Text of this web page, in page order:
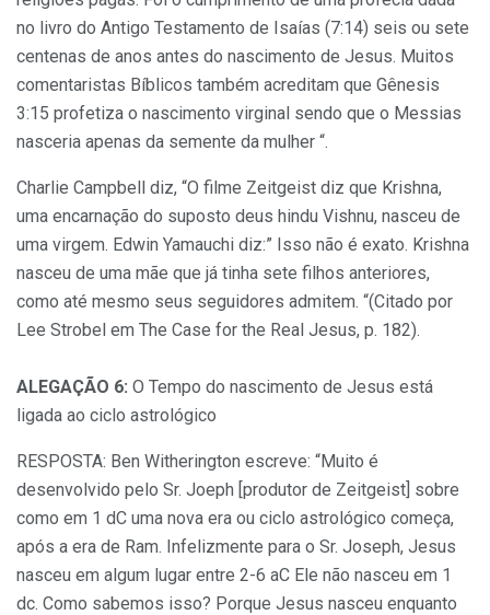
no livro do Antigo Testamento de Isaías (7:14) seis ou sete
centenas de anos antes do nascimento de Jesus. Muitos
comentaristas Bíblicos também acreditam que Gênesis
3:15 profetiza o nascimento virginal sendo que o Messias
nasceria apenas da semente da mulher “.
Charlie Campbell diz, “O filme Zeitgeist diz que Krishna,
uma encarnação do suposto deus hindu Vishnu, nasceu de
uma virgem. Edwin Yamauchi diz:” Isso não é exato. Krishna
nasceu de uma mãe que já tinha sete filhos anteriores,
como até mesmo seus seguidores admitem. “(Citado por
Lee Strobel em The Case for the Real Jesus, p. 182).
ALEGAÇÃO 6: O Tempo do nascimento de Jesus está
ligada ao ciclo astrológico
RESPOSTA: Ben Witherington escreve: “Muito é
desenvolvido pelo Sr. Joeph [produtor de Zeitgeist] sobre
como em 1 dC uma nova era ou ciclo astrológico começa,
após a era de Ram. Infelizmente para o Sr. Joseph, Jesus
nasceu em algum lugar entre 2-6 aC Ele não nasceu em 1
dc. Como sabemos isso? Porque Jesus nasceu enquanto